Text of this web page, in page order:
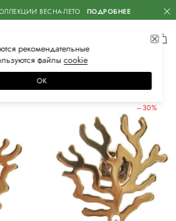
ВЕСНА-ЛЕТО ПОДРОБНЕЕ
Бижутерия Серьги
–30%
рекомендательные
файлысооkiе
ОК